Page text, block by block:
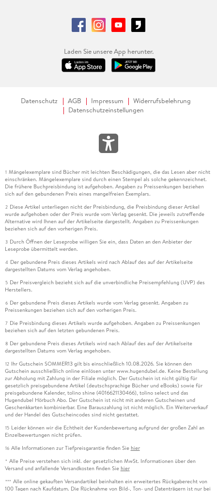
Laden Sie unsere App herunter.
Datenschutz AGB Impressum
Widerrufsbelehrung
Datenschutzeinstellungen
1 Mängelexemplare sind Bücher mit leichten Beschädigungen, die das Lesen aber nicht
einschränken. Mängelexemplare sind durch einen Stempel als solche gekennzeichnet.
Die frühere Buchpreisbindung ist aufgehoben. Angaben zu Preissenkungen beziehen
sich auf den gebundenen Preis eines mangelfreien Exemplars.
2 Diese Artikel unterliegen nicht der Preisbindung, die Preisbindung dieser Artikel
wurde aufgehoben oder der Preis wurde vom Verlag gesenkt. Die jeweils zutreffende
Alternative wird Ihnen auf der Artikelseite dargestellt. Angaben zu Preissenkungen
beziehen sich auf den vorherigen Preis.
3 Durch Öffnen der Leseprobe willigen Sie ein, dass Daten an den Anbieter der
Leseprobe übermittelt werden.
4 Der gebundene Preis dieses Artikels wird nach Ablauf des auf der Artikelseite
dargestellten Datums vom Verlag angehoben.
5 Der Preisvergleich bezieht sich auf die unverbindliche Preisempfehlung (UVP) des
Herstellers.
6 Der gebundene Preis dieses Artikels wurde vom Verlag gesenkt. Angaben zu
Preissenkungen beziehen sich auf den vorherigen Preis.
7 Die Preisbindung dieses Artikels wurde aufgehoben. Angaben zu Preissenkungen
beziehen sich auf den letzten gebundenen Preis.
8 Der gebundene Preis dieses Artikels wird nach Ablauf des auf der Artikelseite
dargestellten Datums vom Verlag angehoben.
12 Ihr Gutschein SOMMER13 gilt bis einschließlich 10.08.2026. Sie können den
Gutschein ausschließlich online einlösen unter www.hugendubel.de. Keine Bestellung
zur Abholung mit Zahlung in der Filiale möglich. Der Gutschein ist nicht gültig für
gesetzlich preisgebundene Artikel (deutschsprachige Bücher und eBooks) sowie für
preisgebundene Kalender, tolino shine (4016621130466), tolino select und das
Hugendubel Hörbuch Abo. Der Gutschein ist nicht mit anderen Gutscheinen und
Geschenkkarten kombinierbar. Eine Barauszahlung ist nicht möglich. Ein Weiterverkauf
und der Handel des Gutscheincodes sind nicht gestattet.
15 Leider können wir die Echtheit der Kundenbewertung aufgrund der großen Zahl an
Einzelbewertungen nicht prüfen.
16 Alle Informationen zur Tiefpreisgarantie finden Sie hier
* Alle Preise verstehen sich inkl. der gesetzlichen MwSt. Informationen über den
Versand und anfallende Versandkosten finden Sie hier
*** Alle online gekauften Versandartikel beinhalten ein erweitertes Rückgaberecht von
100 Tagen nach Kaufdatum. Die Rücknahme von Bild-, Ton- und Datenträgern ist nur bei